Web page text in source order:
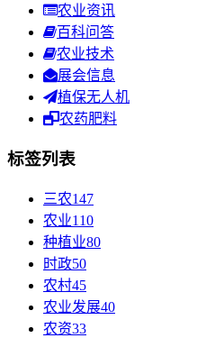
农业资讯
百科问答
农业技术
展会信息
植保无人机
农药肥料
标签列表
三农147
农业110
种植业80
时政50
农村45
农业发展40
农资33